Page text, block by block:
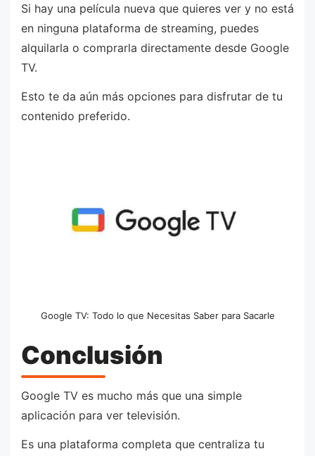
Si hay una película nueva que quieres ver y no está
en ninguna plataforma de streaming, puedes
alquilarla o comprarla directamente desde Google
TV.
Esto te da aún más opciones para disfrutar de tu
contenido preferido.
Google TV: Todo lo que Necesitas Saber para Sacarle
Conclusión
Google TV es mucho más que una simple
aplicación para ver televisión.
Es una plataforma completa que centraliza tu